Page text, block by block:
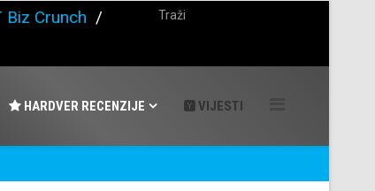
Biz Crunch /
HARDVER RECENZIJE VIJESTI